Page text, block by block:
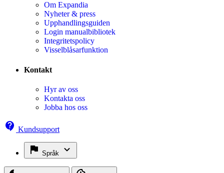
Om Expandia
Nyheter & press
Upphandlingsguiden
Login manualbibliotek
Integritetspolicy
Visselblåsarfunktion
Kontakt
Hyr av oss
Kontakta oss
Jobba hos oss
Kundsupport
Språk